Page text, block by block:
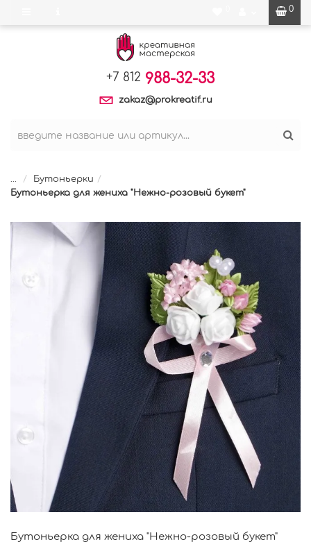
0
+7 812 988-32-33
zakaz@prokreatif.ru
...
Бутоньерки
Бутоньерка для жениха "Нежно-розовый букет"
Бутоньерка для жениха "Нежно-розовый букет"